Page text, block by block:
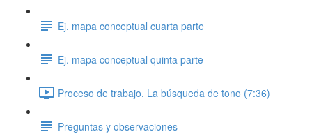
Ej. mapa conceptual cuarta parte
Ej. mapa conceptual quinta parte
Proceso de trabajo. La búsqueda de tono (7:36)
Preguntas y observaciones